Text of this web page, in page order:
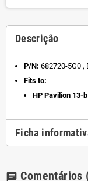
Descrição
P/N: 682720-5G0 ,
Fits to:
HP Pavilion 13-
Ficha
chat Comentários